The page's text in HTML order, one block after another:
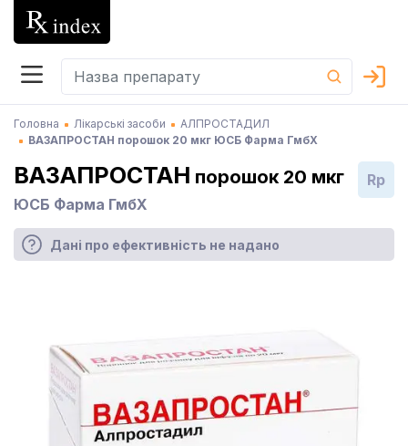
Головна Лікарські засоби
АЛПРОСТАДИЛ
ВАЗАПРОСТАН порошок 20 мкг ЮСБ Фарма ГмбХ
ВАЗАПРОСТАН порошок 20 мкг
ЮСБ Фарма ГмбХ
Rp
Дані про ефективність не надано